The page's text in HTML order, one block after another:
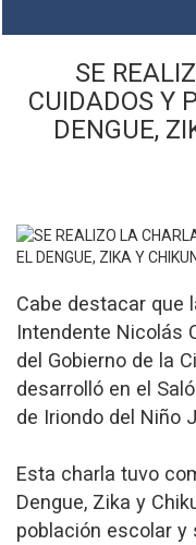
SE
CUIDADOS Y
DENGUE,
Cabe destacar que
Intendente Nicolás
del Gobierno de la
desarrolló en el
de Iriondo del Niño
Esta charla tuvo
Dengue, Zika y
población escolar